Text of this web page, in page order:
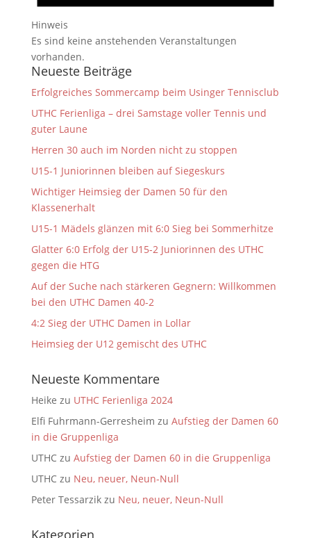
Hinweis
Es sind keine anstehenden Veranstaltungen
vorhanden.
Neueste Beiträge
Erfolgreiches Sommercamp beim Usinger Tennisclub
UTHC Ferienliga – drei Samstage voller Tennis und
guter Laune
Herren 30 auch im Norden nicht zu stoppen
U15-1 Juniorinnen bleiben auf Siegeskurs
Wichtiger Heimsieg der Damen 50 für den
Klassenerhalt
U15-1 Mädels glänzen mit 6:0 Sieg bei Sommerhitze
Glatter 6:0 Erfolg der U15-2 Juniorinnen des UTHC
gegen die HTG
Auf der Suche nach stärkeren Gegnern: Willkommen
bei den UTHC Damen 40-2
4:2 Sieg der UTHC Damen in Lollar
Heimsieg der U12 gemischt des UTHC
Neueste Kommentare
Heike zu UTHC Ferienliga 2024
Elfi Fuhrmann-Gerresheim zu Aufstieg der Damen 60
in die Gruppenliga
UTHCzu Aufstieg der Damen 60 in die Gruppenliga
UTHCzu Neu, neuer, Neun-Null
Peter Tessarzikzu Neu, neuer, Neun-Null
Kategorien